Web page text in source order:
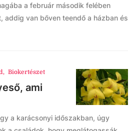
a február második felében
addig van bőven teendő a házban és
, Biokertészet
ami
a karácsonyi időszakban, úgy